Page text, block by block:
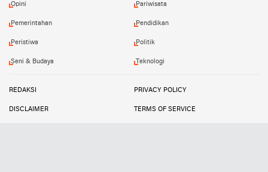
Opini Pariwisata
Pemerintahan Pendidikan
Peristiwa Politik
Seni & Budaya Teknologi
REDAKSI PRIVACY POLICY
DISCLAIMER TERMS OF SERVICE